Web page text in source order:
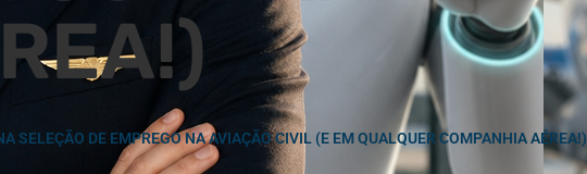
SELEÇÃO DE EMPREGO NA AVIAÇÃO CIVIL (E EM QUALQUER COMPANHIA AÉREA!)